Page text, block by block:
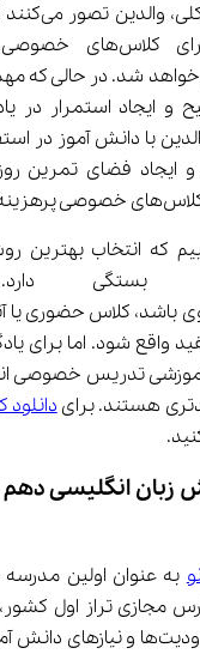
بیان کنیم. به
هزینه‌های بالا برای
و ایجاد استمرار در
با دانش آموز در
که انتخاب
بستگی
واقع شود. اما برای
تدریس خصوصی
هستند. برای
زبان انگلیسی دهم
به عنوان اولین مدرسه
اخیر با بررسی محدودیت‌ها و